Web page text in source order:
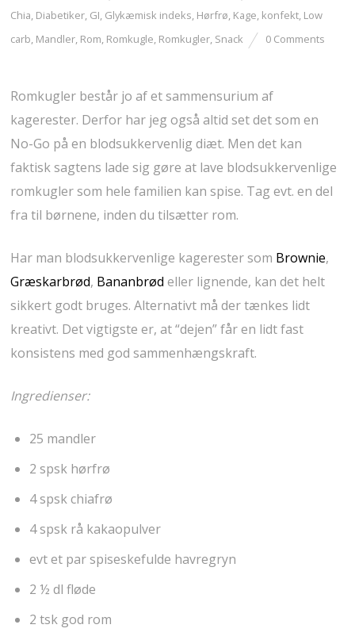
Chia, Diabetiker, GI, Glykæmisk indeks, Hørfrø, Kage, konfekt, Low
carb, Mandler, Rom, Romkugle, Romkugler, Snack 0 Comments
Romkugler består jo af et sammensurium af
kagerester. Derfor har jeg også altid set det som en
No-Go på en blodsukkervenlig diæt. Men det kan
faktisk sagtens lade sig gøre at lave blodsukkervenlige
romkugler som hele familien kan spise. Tag evt. en del
fra til børnene, inden du tilsætter rom.
Har man blodsukkervenlige kagerester som Brownie,
Græskarbrød, Bananbrød eller lignende, kan det helt
sikkert godt bruges. Alternativt må der tænkes lidt
kreativt. Det vigtigste er, at “dejen” får en lidt fast
konsistens med god sammenhængskraft.
Ingredienser:
25 mandler
2 spsk hørfrø
4 spsk chiafrø
4 spsk rå kakaopulver
evt et par spiseskefulde havregryn
2 ½ dl fløde
2 tsk god rom